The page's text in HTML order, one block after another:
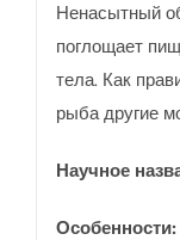
Ненасытный
поглощает
тела. Как
рыба другие
Научное
Особенности: